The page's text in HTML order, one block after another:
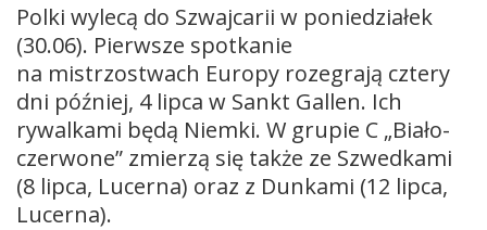
Polki wylecą do Szwajcarii w poniedziałek
(30.06). Pierwsze spotkanie
na mistrzostwach Europy rozegrają cztery
dni później, 4 lipca w Sankt Gallen. Ich
rywalkami będą Niemki. W grupie C „Biało-
czerwone” zmierzą się także ze Szwedkami
(8 lipca, Lucerna) oraz z Dunkami (12 lipca,
Lucerna).